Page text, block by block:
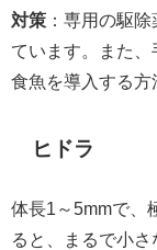
対策 ：専用の駆
ています。また
食魚を導入する方
ヒドラ
体長1～5mmで、
ると、まるで小